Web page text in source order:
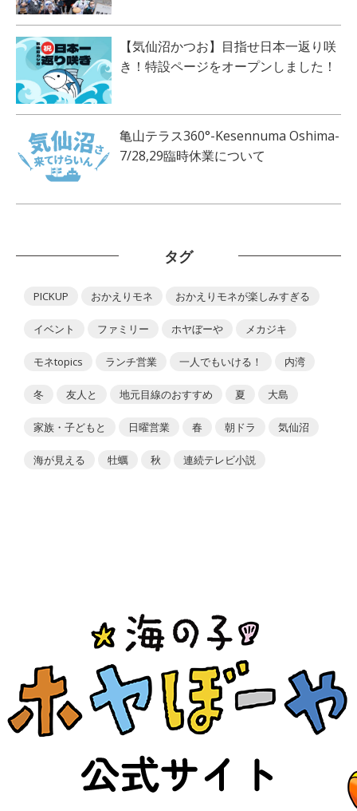
【気仙沼かつお】目指せ日本一返り咲
き！特設ページをオープンしました！
亀山テラス360°-Kesennuma Oshima-
7/28,29臨時休業について
タグ
PICKUP おかえりモネ おかえりモネが楽しみすぎる
イベント ファミリー ホヤぼーや メカジキ
モネtopics ランチ営業 一人でもいける！ 内湾
冬 友人と 地元目線のおすすめ 夏 大島
家族・子どもと 日曜営業 春 朝ドラ 気仙沼
海が見える 牡蠣 秋 連続テレビ小説